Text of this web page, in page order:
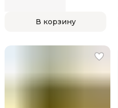
В корзину